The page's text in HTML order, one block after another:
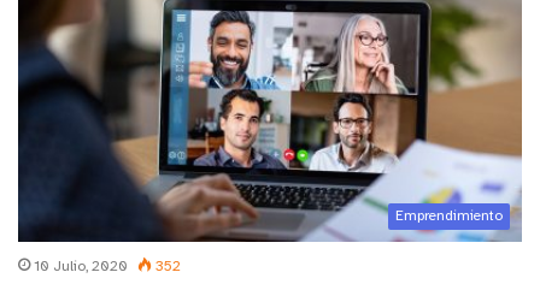
Emprendimiento
10 Julio, 2020 352